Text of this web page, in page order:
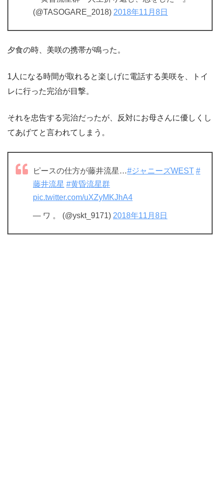
(@TASOGARE_2018) 2018年11月8日
夕食の時、美咲の携帯が鳴った。
1人になる時間が取れると楽しげに電話する美咲を、トイ
レに行った完治が目撃。
それを忠告する完治だったが、反対にお母さんに優しくし
てあげてと言われてしまう。
ピースの仕方が藤井流星…#ジャニーズWEST #
藤井流星 #黄昏流星群
pic.twitter.com/uXZyMKJhA4
— ワ 。 (@yskt_9171) 2018年11月8日